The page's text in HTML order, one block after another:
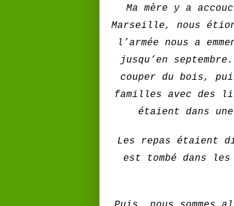
Ma mère y a
Marseille, nous
l’armée nous a
jusqu’en
couper du bois,
familles avec des
étaient dans
Les repas étaient
est tombé dans